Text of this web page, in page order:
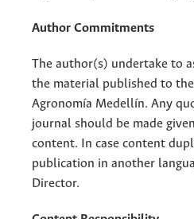
Author Commitments
The author(s) undertake to
the material published to
Agronomía Medellín. Any
journal should be made
content. In case content
publication in another
Director.